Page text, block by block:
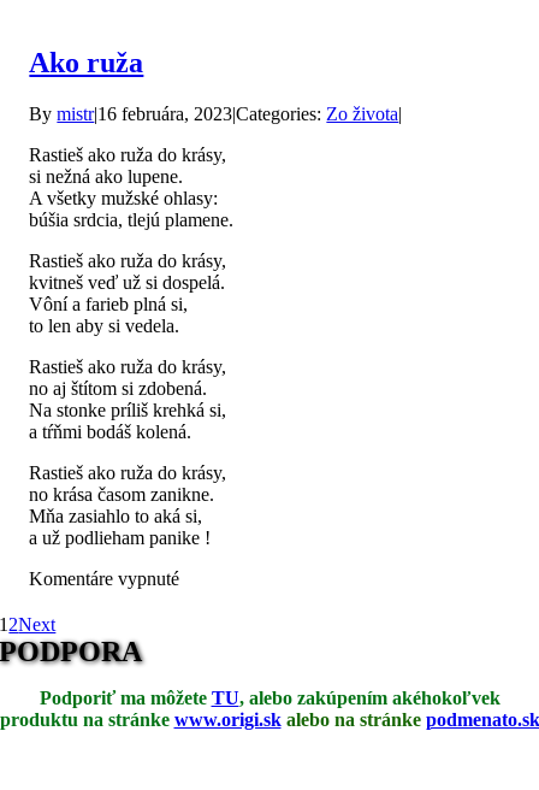
Ako ruža
Bymistr|16 februára, 2023|Categories: Zo života|
Rastieš ako ruža do krásy,
si nežná ako lupene.
A všetky mužské ohlasy:
búšia srdcia, tlejú plamene.
Rastieš ako ruža do krásy,
kvitneš veď už si dospelá.
Vôní a farieb plná si,
to len aby si vedela.
Rastieš ako ruža do krásy,
no aj štítom si zdobená.
Na stonke príliš krehká si,
a tŕňmi bodáš kolená.
Rastieš ako ruža do krásy,
no krása časom zanikne.
Mňa zasiahlo to aká si,
a už podlieham panike !
Komentáre vypnuténa
1 2Next
PODPORA
Podporiť ma môžete TU, alebo zakúpením akéhokoľvek
produktu na stránke www.origi.sk alebo na stránke podmenato.sk